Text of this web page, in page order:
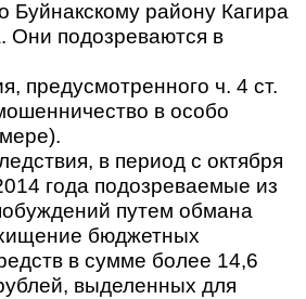
Буйнакскому району Кагира
Они подозреваются в
предусмотренного ч. 4 ст.
в особо
в период с октября
года подозреваемые из
путем обмана
бюджетных
в сумме более 14,6
выделенных для